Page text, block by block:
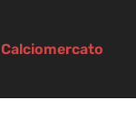
Calciomercato